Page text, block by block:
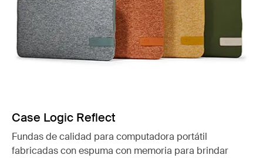
Case Logic Reflect
Fundas de calidad para computadora portátil
fabricadas con espuma con memoria para brindar